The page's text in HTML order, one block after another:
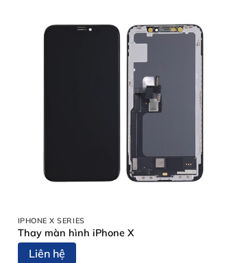
IPHONE X SERIES
Thay màn hình iPhone X
Liên hệ